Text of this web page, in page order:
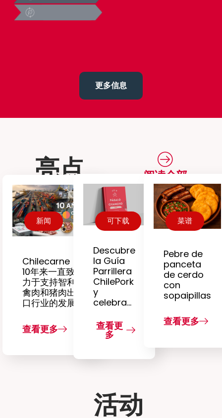
更多信息
亮点 阅读全部
新闻
Chilecarne：
10年来一直致
力于支持智利
禽肉和猪肉出
口行业的发展
查看更多
可下载
Descubre
la Guía
Parrillera
ChilePork
y
celebra…
查看更
多
菜谱
Pebre de
panceta
de cerdo
con
sopaipillas
查看更多
活动